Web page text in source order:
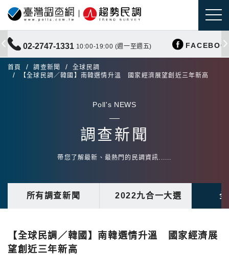
02-2747-1331 10:00-19:00 (週一至週五)
首頁 調查新聞
全球民調
【全球民調／韓國】南韓選情升溫 國家經濟展望創近三年新高
Poll's NEWS
調查新聞
帶您了解最新、最熱門的民調資訊......
所有調查新聞 2022九合一大選
【全球民調／韓國】南韓選情升溫 國家經濟展
望創近三年新高